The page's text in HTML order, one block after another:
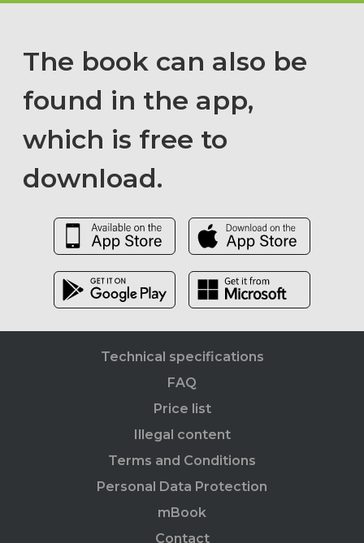
The book can also be
found in the app,
which is free to
download.
Technical specifications
FAQ
Price list
Illegal content
Terms and Conditions
Personal Data Protection
mBook
Contact